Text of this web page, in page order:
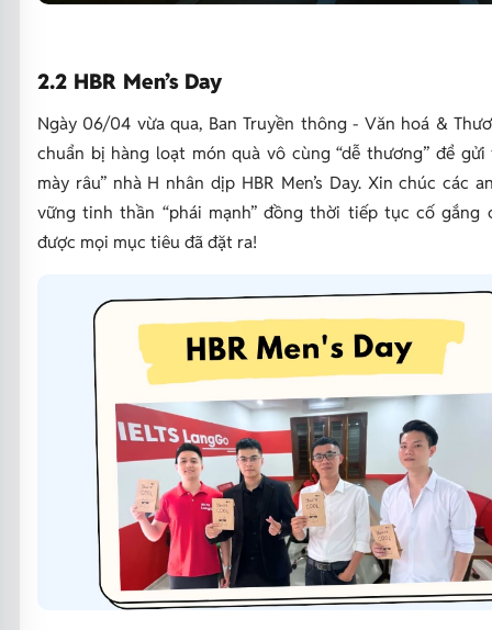
2.2 HBR Men’s Day
Ngày 06/04 vừa qua, Ban Truyền thông - Văn hoá &
chuẩn bị hàng loạt món quà vô cùng “dễ thương” để gửi
mày râu” nhà H nhân dịp HBR Men’s Day. Xin chúc các
vững tinh thần “phái mạnh” đồng thời tiếp tục cố gắng
được mọi mục tiêu đã đặt ra!